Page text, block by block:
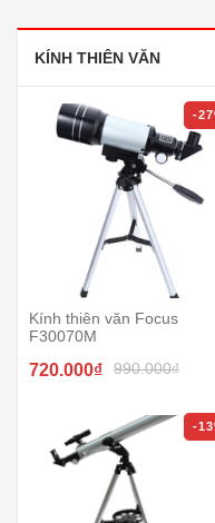
KÍNH THIÊN VĂN
-
Kính thiên văn Focus
F30070M
720.000₫ 990.000₫
-